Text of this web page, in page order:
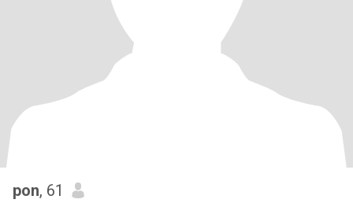
pon, 61